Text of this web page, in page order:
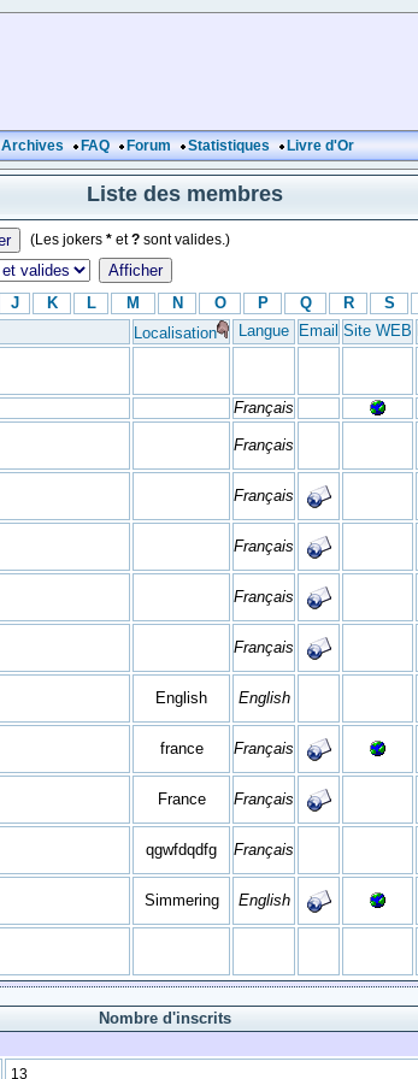
Archives FAQ Forum Statistiques Livre d'Or
Liste des membres
(Les jokers * et? sont valides.)
J K L M N O P Q R S
Localisation Langue Email Site WEB
Français
Français
Français
Français
Français
Français
English English
france Français
France Français
qgwfdqdfg Français
Simmering English
Nombre d'inscrits
13